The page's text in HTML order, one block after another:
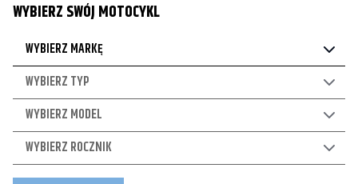
WYBIERZ SWÓJ MOTOCYKL
WYBIERZ MARKĘ
WYBIERZ TYP
WYBIERZ MODEL
WYBIERZ ROCZNIK